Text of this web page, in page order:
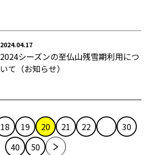
2024.04.17
2024シーズンの至仏山残雪期利用につ
いて（お知らせ）
18 19 20 21 22
30
40
50